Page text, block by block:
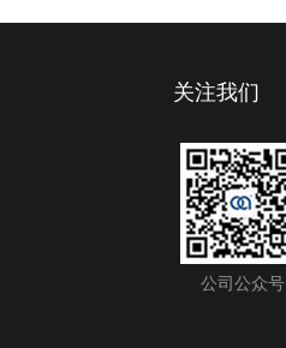
关注我们
公司公众号